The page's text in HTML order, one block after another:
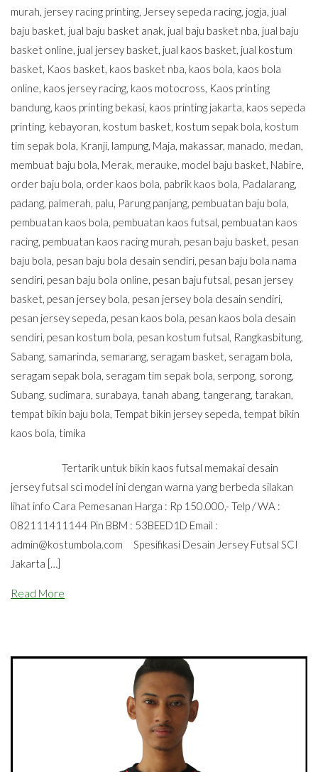
murah jersey racing printing Jersey sepeda racing jogja jual
baju basket jual baju basket anak jual baju basket nba jual baju
basket online jual jersey basket jual kaos basket jual kostum
basket Kaos basket kaos basket nba kaos bola kaos bola
online kaos jersey racing kaos motocross Kaos printing
bandung kaos printing bekasi kaos printing jakarta kaos sepeda
printing kebayoran kostum basket kostum sepak bola kostum
tim sepak bola Kranji lampung Maja makassar, manado medan
membuat baju bola Merak merauke model baju basket Nabire
order baju bola order kaos bola pabrik kaos bola Padalarang
padang palmerah palu Parung panjang pembuatan baju bola
pembuatan kaos bola pembuatan kaos futsal pembuatan kaos
racing pembuatan kaos racing murah pesan baju basket pesan
baju bola pesan baju bola desain sendiri pesan baju bola nama
sendiri pesan baju bola online pesan baju futsal pesan jersey
basket pesan jersey bola pesan jersey bola desain sendiri
pesan jersey sepeda pesan kaos bola pesan kaos bola desain
sendiri pesan kostum bola pesan kostum futsal Rangkasbitung
Sabang samarinda semarang seragam basket seragam bola
seragam sepak bola seragam tim sepak bola serpong sorong
Subang sudimara surabaya tanah abang tangerang tarakan
tempat bikin baju bola Tempat bikin jersey sepeda tempat bikin
kaos bola timika
Tertarik untuk bikin kaos futsal memakai desain
jersey futsal sci model ini dengan warna yang berbeda silakan
lihat info Cara Pemesanan Harga : Rp 150.000,- Telp / WA :
082111411144 Pin BBM : 53BEED1D Email :
admin@kostumbola.com Spesifikasi Desain Jersey Futsal SCI
Jakarta […]
Read More